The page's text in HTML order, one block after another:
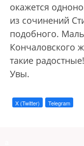
окажется
из сочинений
подобного.
Кончаловского
такие радостные!
Увы.
X (Twitter) Telegram